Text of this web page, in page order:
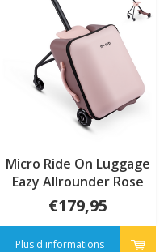
Micro Ride On Luggage
Eazy Allrounder Rose
€179,95
Plus d'informations